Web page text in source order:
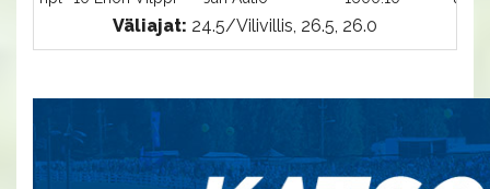
Väliajat: 24.5/Vilivillis, 26.5, 26.0